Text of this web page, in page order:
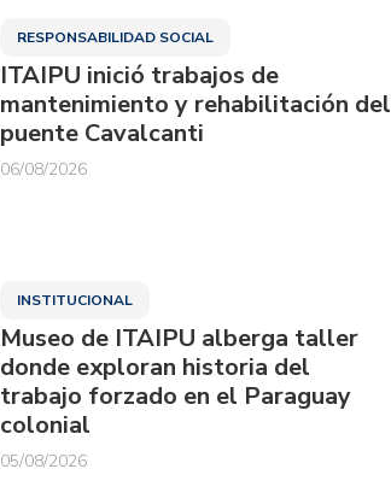
RESPONSABILIDAD SOCIAL
ITAIPU inició trabajos de
mantenimiento y rehabilitación del
puente Cavalcanti
06/08/2026
INSTITUCIONAL
Museo de ITAIPU alberga taller
donde exploran historia del
trabajo forzado en el Paraguay
colonial
05/08/2026